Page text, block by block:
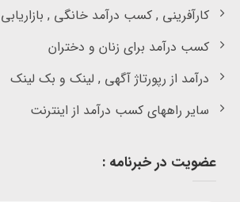
کارآفرینی , کسب درآمد خانگی , بازاریابی
کسب درآمد برای زنان و دختران
درآمد از رپورتاژ آگهی , لینک و بک لینک
سایر راههای کسب درآمد از اینترنت
عضویت در خبرنامه :